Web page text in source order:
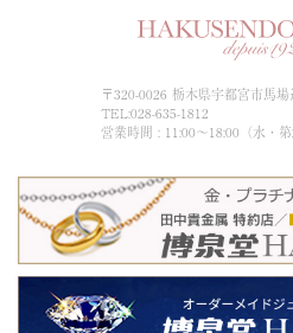
〒320-0026 栃木県宇都宮市馬
TEL:028-635-1812
営業時間 : 11:00～18:00（水・